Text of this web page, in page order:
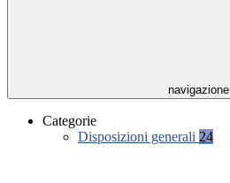
navigazione
Categorie
Disposizioni generali 24